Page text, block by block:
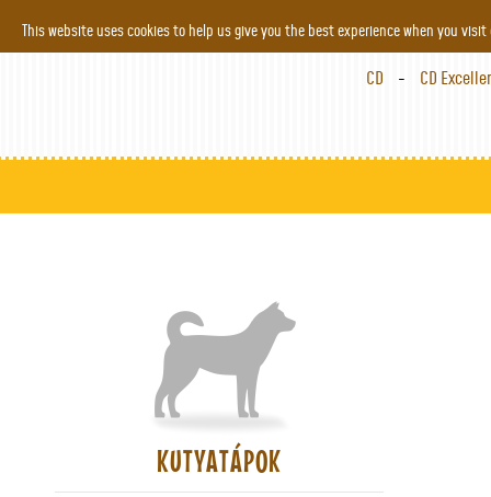
This website uses cookies to help us give you the best experience when you
CD CD
KUTYATÁPOK